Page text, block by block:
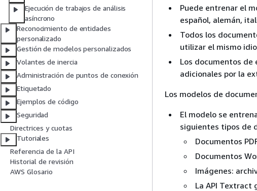
Ejecución de trabajos de análisis
asíncrono
Reconocimiento de entidades
personalizado
Gestión de modelos personalizados
Volantes de inercia
Administración de puntos de conexión
Etiquetado
Ejemplos de código
Seguridad
Directrices y cuotas
Tutoriales
Referencia de la API
Historial de revisión
AWS Glosario
Puede entrenar el
español, alemán,
Todos los
utilizar el mismo
Los documentos
adicionales por la
Los modelos de
El modelo se
siguientes tipos de
Documentos
Documentos
Imágenes:
La API Textract